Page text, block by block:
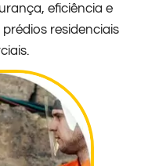
eficiência e
residenciais